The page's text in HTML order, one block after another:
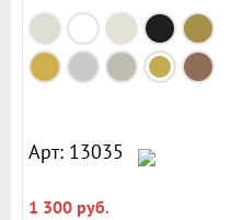
Арт: 13035
1 300 руб.